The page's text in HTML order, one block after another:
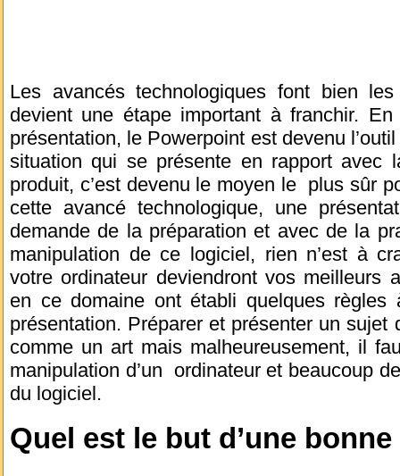
Les avancés technologiques font bien
devient une étape important à franchir.
présentation, le Powerpoint est devenu
situation qui se présente en rapport avec
produit, c’est devenu le moyen le plus sûr
cette avancé technologique, une
demande de la préparation et avec de la
manipulation de ce logiciel, rien n’est à
votre ordinateur deviendront vos meilleurs
en ce domaine ont établi quelques
présentation. Préparer et présenter un sujet
comme un art mais malheureusement, il
manipulation d’un ordinateur et beaucoup
du logiciel.
Quel est le but d’une